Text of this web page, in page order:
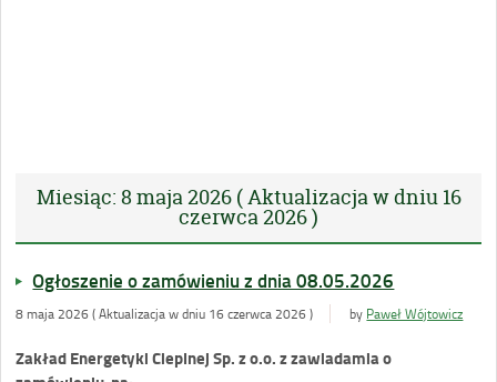
Miesiąc: 8 maja 2026 ( Aktualizacja w dniu 16
czerwca 2026 )
Ogłoszenie o zamówieniu z dnia 08.05.2026
8 maja 2026 ( Aktualizacja w dniu 16 czerwca 2026 ) by Paweł Wójtowicz
Zakład Energetyki Cieplnej Sp. z o.o. z zawiadamia o